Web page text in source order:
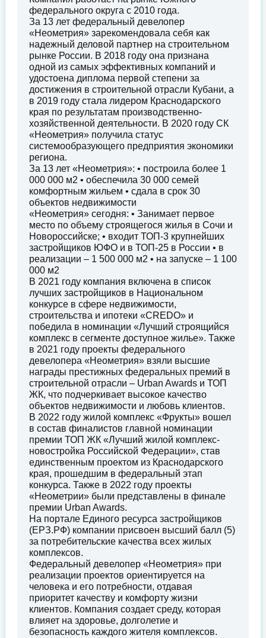
федерального округа с 2010 года.
За 13 лет федеральный девелопер
«Неометрия» зарекомендовала себя как
надежный деловой партнер на строительном
рынке России. В 2018 году она признана
одной из самых эффективных компаний и
удостоена диплома первой степени за
достижения в строительной отрасли Кубани, а
в 2019 году стала лидером Краснодарского
края по результатам производственно-
хозяйственной деятельности. В 2020 году СК
«Неометрия» получила статус
системообразующего предприятия экономики
региона.
За 13 лет «Неометрия»: • построила более 1
000 000 м2 • обеспечила 30 000 семей
комфортным жильем • сдала в срок 30
объектов недвижимости
«Неометрия» сегодня: • Занимает первое
место по объему строящегося жилья в Сочи и
Новороссийске; • входит ТОП-3 крупнейших
застройщиков ЮФО и в ТОП-25 в России • в
реализации – 1 500 000 м2 • на запуске – 1 100
000 м2
В 2021 году компания включена в список
лучших застройщиков в Национальном
конкурсе в сфере недвижимости,
строительства и ипотеки «CREDO» и
победила в номинации «Лучший строящийся
комплекс в сегменте доступное жилье». Также
в 2021 году проекты федерального
девелопера «Неометрия» взяли высшие
награды престижных федеральных премий в
строительной отрасли – Urban Awards и ТОП
ЖК, что подчеркивает высокое качество
объектов недвижимости и любовь клиентов.
В 2022 году жилой комплекс «Фрукты» вошел
в состав финалистов главной номинации
премии ТОП ЖК «Лучший жилой комплекс-
новостройка Российской Федерации», став
единственным проектом из Краснодарского
края, прошедшим в федеральный этап
конкурса. Также в 2022 году проекты
«Неометрии» были представлены в финале
премии Urban Awards.
На портале Единого ресурса застройщиков
(ЕРЗ.РФ) компании присвоен высший балл (5)
за потребительские качества всех жилых
комплексов.
Федеральный девелопер «Неометрия» при
реализации проектов ориентируется на
человека и его потребности, отдавая
приоритет качеству и комфорту жизни
клиентов. Компания создает среду, которая
влияет на здоровье, долголетие и
безопасность каждого жителя комплексов.